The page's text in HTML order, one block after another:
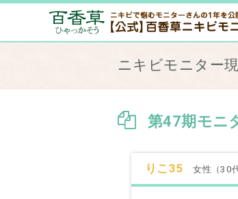
ニキビモニター
第47期モニ
りこ35 女性（30